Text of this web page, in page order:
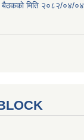
बैठककाे मिति २०८२/०४/०४